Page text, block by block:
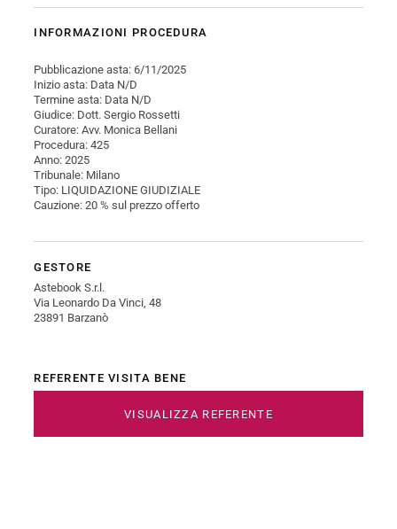
INFORMAZIONI PROCEDURA
Pubblicazione asta: 6/11/2025
Inizio asta: Data N/D
Termine asta: Data N/D
Giudice: Dott. Sergio Rossetti
Curatore: Avv. Monica Bellani
Procedura: 425
Anno: 2025
Tribunale: Milano
Tipo: LIQUIDAZIONE GIUDIZIALE
Cauzione: 20 % sul prezzo offerto
GESTORE
Astebook S.r.l.
Via Leonardo Da Vinci, 48
23891 Barzanò
REFERENTE VISITA BENE
VISUALIZZA REFERENTE